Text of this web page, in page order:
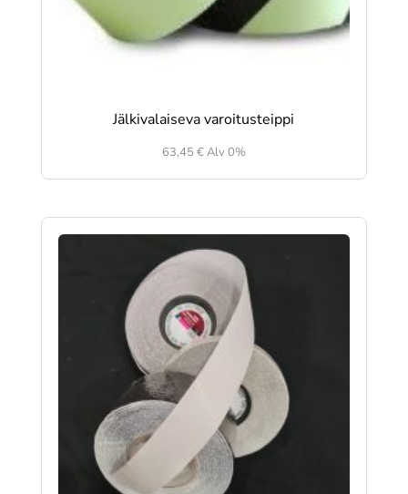
Jälkivalaiseva varoitusteippi
63,45 €Alv 0%